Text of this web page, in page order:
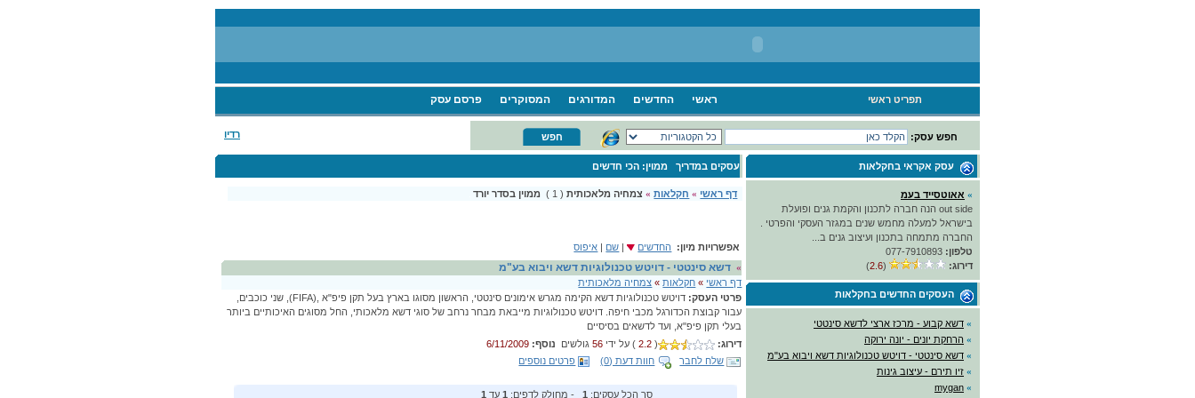
תפריט ראשי ראשי החדשים המדורגים המסוקרים פרסם עסק
חפש עסק: רדיו
עסקים במדריך ממוין: הכי חדשים
דף ראשי » חקלאות » צמחיה מלאכותית ( 1 ) ממוין בסדר יורד
אפשרויות מיון: החדשים | שם | איפוס
» דשא סינטטי - דויטש טכנולוגיות דשא ויבוא בע"מ
דף ראשי » חקלאות » צמחיה מלאכותית
פרטי העסק:
דויטש טכנולוגיות דשא הקימה מגרש אימונים סינטטי, הראשון מסוגו בארץ בעל תקן פיפ"א ,(FIFA), שני כוכבים,
עבור קבוצת הכדורגל מכבי חיפה. דויטש טכנולוגיות מייבאת מבחר נרחב של סוגי דשא מלאכותי, החל מסוגים האיכותיים ביותר
בעלי תקן פיפ"א, ועד לדשאים בסיסיים
דירוג:
(
2.2 ) על ידי 56גולשים נוסף: 6/11/2009
שלח לחבר
חוות דעת (0) פרטים נוספים
סך הכל עסקים: - מחולק לדפים: עד 1
עסק אקראי בחקלאות
» אאוטסייד בעמ
out side הנה חברה לתכנון והקמת גנים ופועלת
בישראל למעלה מחמש שנים במגזר העסקי והפרטי .
החברה מתמחה בתכנון ועיצוב גנים ב...
טלפון: 077-7910893
דירוג:
(
2.6
)
העסקים החדשים בחקלאות
» דשא קבוע - מרכז ארצי לדשא סינטטי
» הרחקת יונים - יונה ירוקה
» דשא סינטטי - דויטש טכנולוגיות דשא ויבוא בע"מ
» זיו תירם - עיצוב גינות
»
mygan